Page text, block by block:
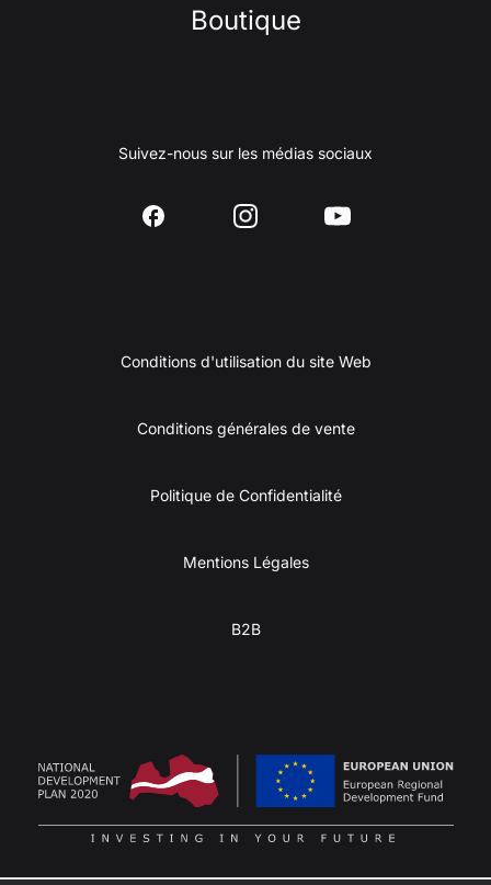
Boutique
Suivez-nous sur les médias sociaux
Conditions d'utilisation du site Web
Conditions générales de vente
Politique de Confidentialité
Mentions Légales
B2B